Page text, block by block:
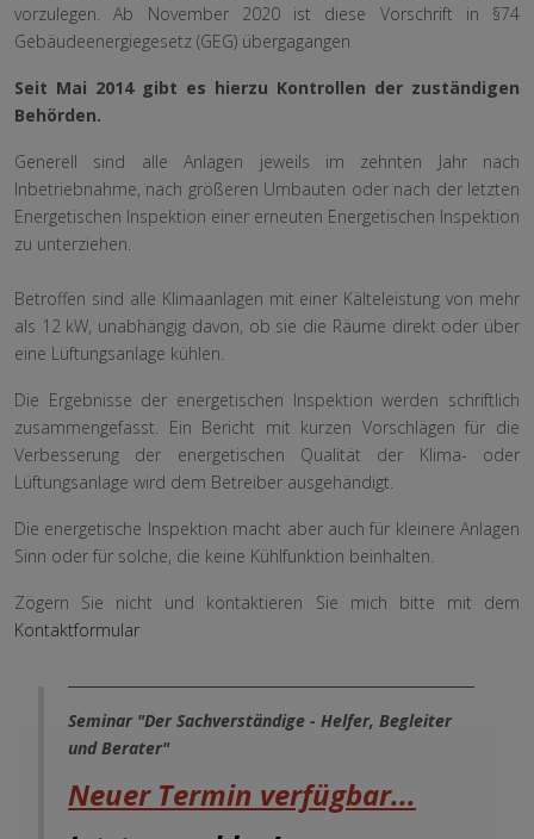
vorzulegen. Ab November 2020 ist diese Vorschrift in §74
Gebäudeenergiegesetz (GEG) übergagangen
Seit Mai 2014 gibt es hierzu Kontrollen der zuständigen
Behörden.
Generell sind alle Anlagen jeweils im zehnten Jahr nach
Inbetriebnahme, nach größeren Umbauten oder nach der letzten
Energetischen Inspektion einer erneuten Energetischen Inspektion
zu unterziehen.
Betroffen sind alle Klimaanlagen mit einer Kälteleistung von mehr
als 12 kW, unabhängig davon, ob sie die Räume direkt oder über
eine Lüftungsanlage kühlen.
Die Ergebnisse der energetischen Inspektion werden schriftlich
zusammengefasst. Ein Bericht mit kurzen Vorschlägen für die
Verbesserung der energetischen Qualität der Klima- oder
Lüftungsanlage wird dem Betreiber ausgehändigt.
Die energetische Inspektion macht aber auch für kleinere Anlagen
Sinn oder für solche, die keine Kühlfunktion beinhalten.
Zögern Sie nicht und kontaktieren Sie mich bitte mit dem
Kontaktformular
Seminar "Der Sachverständige - Helfer, Begleiter
und Berater"
Neuer Termin verfügbar...